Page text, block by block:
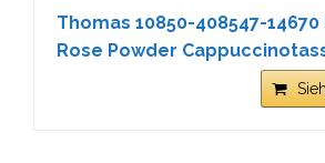
Thomas 10850-408547-14670
Rose Powder